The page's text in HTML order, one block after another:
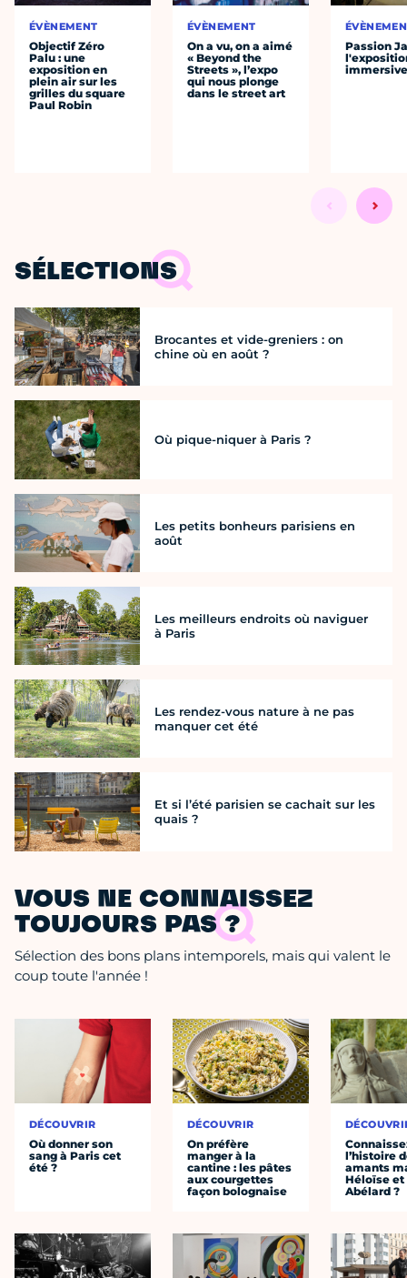
ÉVÈNEMENT
Objectif Zéro
Palu : une
exposition en
plein air sur les
grilles du square
Paul Robin
ÉVÈNEMENT
On a vu, on a aimé
« Beyond the
Streets », l’expo
qui nous plonge
dans le street art
Passion
SÉLECTIONS
Brocantes et vide-greniers : on
chine où en août ?
Où pique-niquer à Paris ?
Les petits bonheurs parisiens en
août
Les meilleurs endroits où naviguer
à Paris
Les rendez-vous nature à ne pas
manquer cet été
Et si l’été parisien se cachait sur les
quais ?
VOUS NE CONNAISSEZ
TOUJOURS PAS ?
Sélection des bons plans intemporels, mais qui valent le
coup toute l'année !
DÉCOUVRIR
Où donner son
sang à Paris cet
été ?
DÉCOUVRIR
On préfère
manger à la
cantine : les pâtes
aux courgettes
façon bolognaise
l’histoire
amants
Héloïse et
Abélard ?